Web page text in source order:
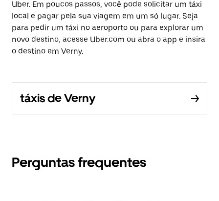
Uber. Em poucos passos, você pode solicitar um táxi
local e pagar pela sua viagem em um só lugar. Seja
para pedir um táxi no aeroporto ou para explorar um
novo destino, acesse Uber.com ou abra o app e insira
o destino em Verny.
táxis de Verny
Perguntas frequentes